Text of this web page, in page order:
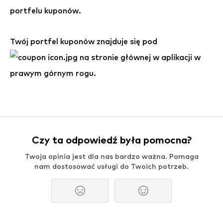
portfelu kuponów.
Twój portfel kuponów znajduje się pod
na stronie głównej w aplikacji w
prawym górnym rogu.
Czy ta odpowiedź była pomocna?
Twoja opinia jest dla nas bardzo ważna. Pomaga
nam dostosować usługi do Twoich potrzeb.